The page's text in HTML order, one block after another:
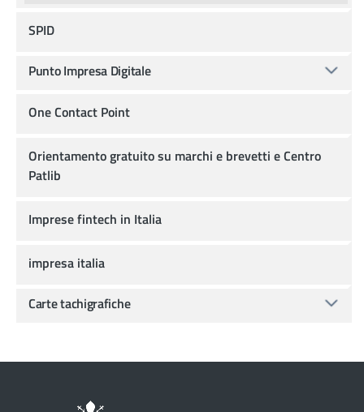
SPID
Punto Impresa Digitale
One Contact Point
Orientamento gratuito su marchi e brevetti e Centro
Patlib
Imprese fintech in Italia
impresa italia
Carte tachigrafiche